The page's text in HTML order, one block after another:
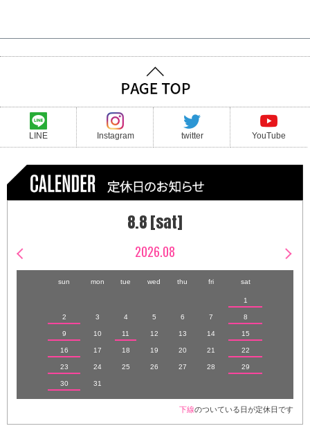
LINE Instagram twitter YouTube
8.8 [sat]
2026.08
sun mon tue wed thu fri sat
1
2 3 4 5 6 7 8
9 10 11 12 13 14 15
16 17 18 19 20 21 22
23 24 25 26 27 28 29
30 31
下線のついている日が定休日です